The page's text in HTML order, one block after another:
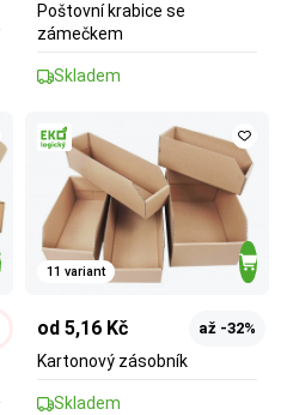
Poštovní krabice se
zámečkem
Skladem
11 variant
od 5,16 Kč až -32%
Kartonový zásobník
Skladem